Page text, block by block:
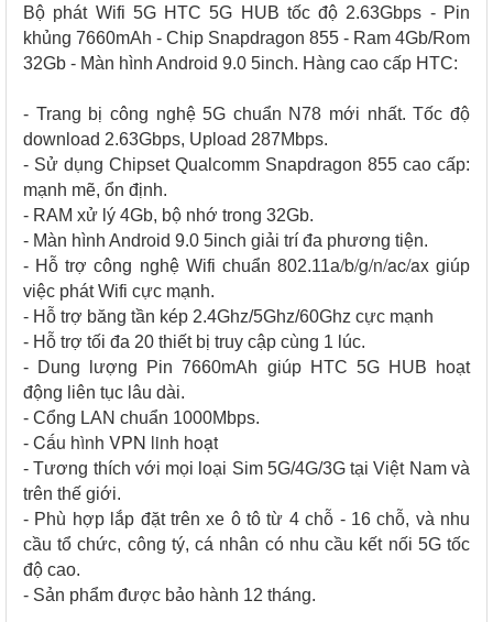
Bộ phát Wifi 5G HTC 5G HUB tốc độ 2.63Gbps - Pin
khủng 7660mAh - Chip Snapdragon 855 - Ram 4Gb/Rom
32Gb - Màn hình Android 9.0 5inch. Hàng cao cấp HTC:
- Trang bị công nghệ 5G chuẩn N78 mới nhất. Tốc độ
download 2.63Gbps, Upload 287Mbps.
- Sử dụng Chipset Qualcomm Snapdragon 855 cao cấp:
mạnh mẽ, ổn định.
- RAM xử lý 4Gb, bộ nhớ trong 32Gb.
- Màn hình Android 9.0 5inch giải trí đa phương tiện.
- Hỗ trợ công nghệ Wifi chuẩn 802.11a/b/g/n/ac/axgiúp
việc phát Wifi cực mạnh.
- Hỗ trợ băng tần kép 2.4Ghz/5Ghz/60Ghz cực mạnh
- Hỗ trợ tối đa 20 thiết bị truy cập cùng 1 lúc.
- Dung lượng Pin 7660mAh giúp HTC 5G HUB hoạt
động liên tục lâu dài.
- Cổng LAN chuẩn 1000Mbps.
- Cấu hình VPN linh hoạt
- Tương thích với mọi loại Sim 5G/4G/3G tại Việt Nam và
trên thế giới.
- Phù hợp lắp đặt trên xe ô tô từ 4 chỗ - 16 chỗ, và nhu
cầu tổ chức, công tý, cá nhân có nhu cầu kết nối 5G tốc
độ cao.
- Sản phẩm được bảo hành 12 tháng.